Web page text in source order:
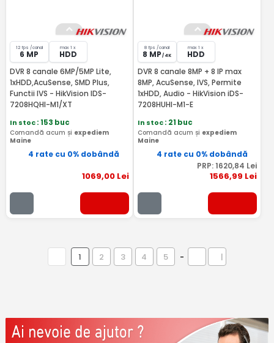
12 fps /canal
6 MP
max 1 x
HDD
DVR 8 canale 6MP/5MP Lite,
1xHDD,AcuSense, SMD Plus,
Functii IVS - HikVision IDS-
7208HQHI-M1/XT
In stoc: 153 buc
Comandă acum și expediem
Maine
4 rate cu 0% dobândă
1069,00Lei
8 fps /canal
8 MP / 4K
max 1 x
HDD
DVR 8 canale 8MP + 8 IP max
8MP, AcuSense, IVS, Permite
1xHDD, Audio - HikVision iDS-
7208HUHI-M1-E
In stoc: 21 buc
Comandă acum și expediem
Maine
4 rate cu 0% dobândă
PRP: 1620,84 Lei
1566,99 Lei
1 2 3 4 5 - |